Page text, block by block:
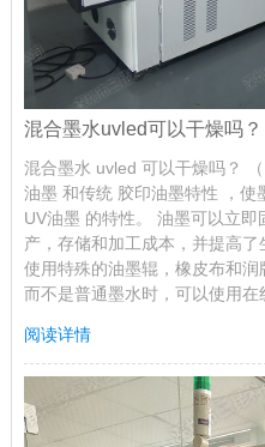
混合墨水uvled可以干燥吗？
混合墨水 uvled 可以干燥吗？
油墨 和传统 胶印油墨特性 ，
UV油墨 的特性。 油墨可以立
产，存储和加工成本，并提高
使用特殊的油墨辊，橡皮布和
而不是普通墨水时，可以使用在
阅读详情